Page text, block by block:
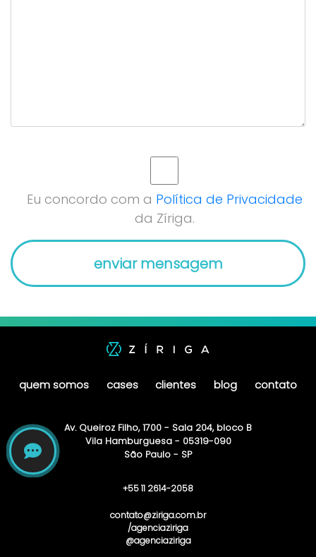
Eu concordo com a Política de Privacidade
da Zíriga.
quem somos cases clientes blog contato
Av. Queiroz Filho, 1700 - Sala 204, bloco B
Vila Hamburguesa - 05319-090
São Paulo - SP
+55 11 2614-2058
contato@ziriga.com.br
/agenciaziriga
@agenciaziriga